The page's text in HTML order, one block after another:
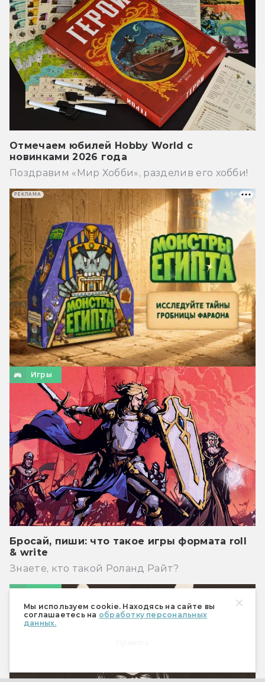
Мы используем cookie. Находясь на сайте вы
соглашаетесь на обработку персональных
данных.
Отмечаем юбилей Hobby World с
новинками 2026 года
Поздравим «Мир Хобби», разделив его хобби!
Игры
Бросай, пиши: что такое игры формата roll
& write
Знаете, кто такой Роланд Райт?
РЕКЛАМА